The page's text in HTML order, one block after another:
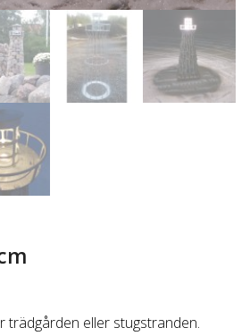
trädgården eller stugstranden.